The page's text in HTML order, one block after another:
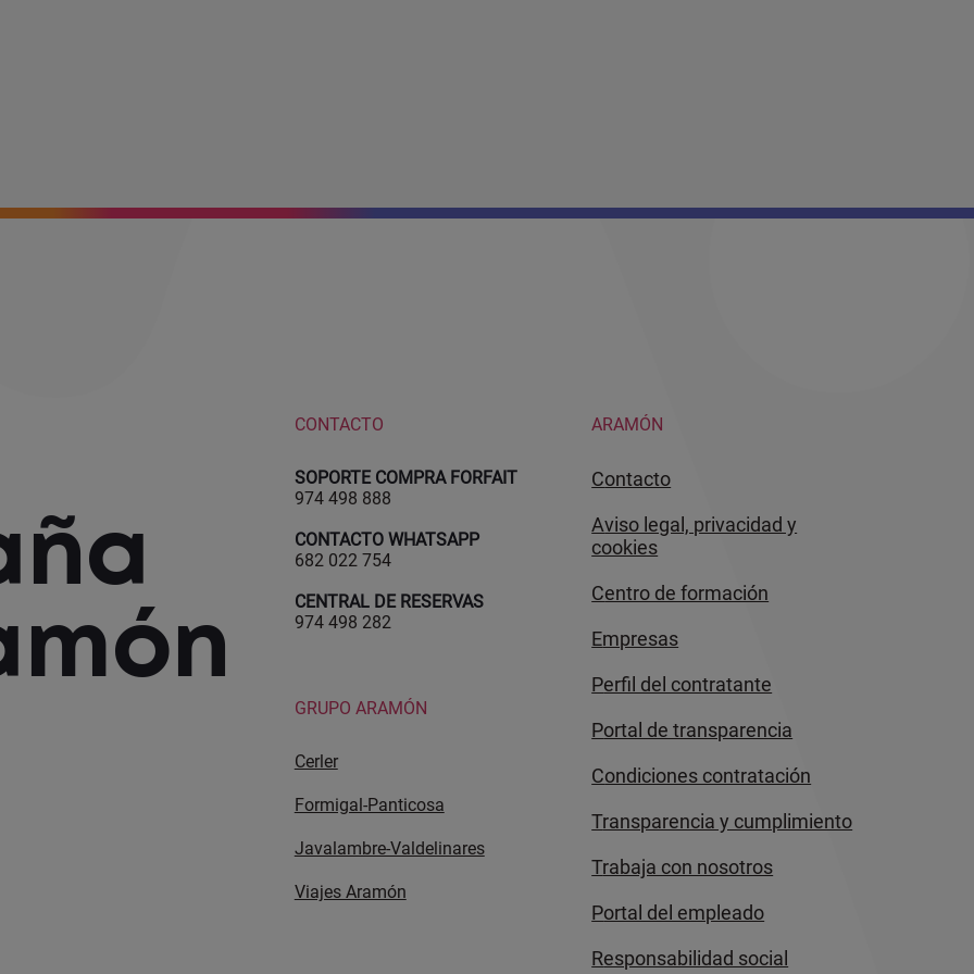
CONTACTO
SOPORTE COMPRA FORFAIT
974 498 888
CONTACTO WHATSAPP
682 022 754
CENTRAL DE RESERVAS
974 498 282
GRUPO ARAMÓN
Cerler
Formigal-Panticosa
Javalambre-Valdelinares
Viajes Aramón
ARAMÓN
contacto
aviso legal, privacidad y
cookies
centro de formación
empresas
perfil del contratante
portal de transparencia
condiciones contratación
transparencia y cumplimiento
trabaja con nosotros
portal del empleado
responsabilidad social